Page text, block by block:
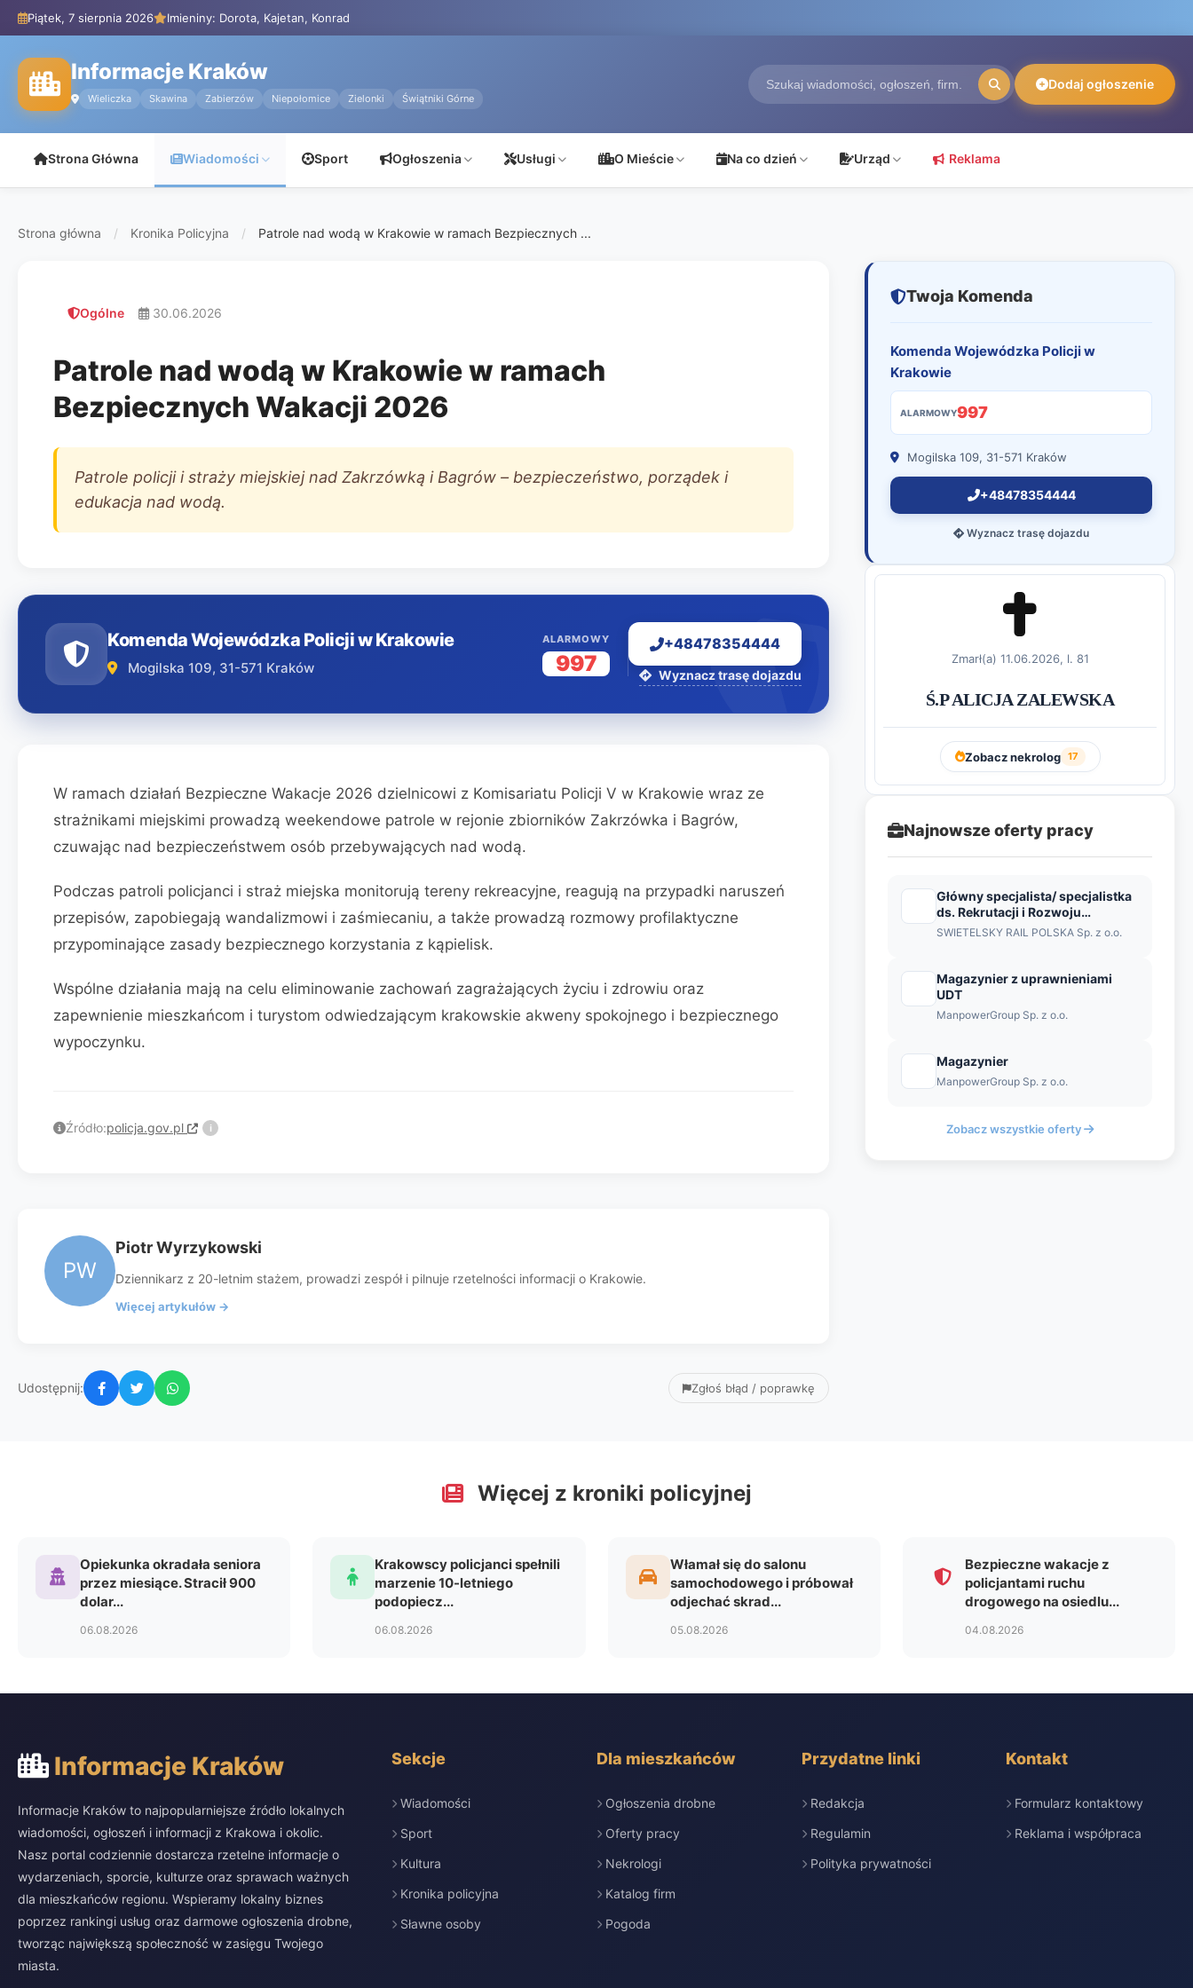
Piątek, 7 sierpnia 2026 Imieniny: Dorota, Kajetan, Konrad
Informacje Kraków
Wieliczka Skawina Zabierzów Niepołomice Zielonki Świątniki Górne
Dodaj ogłoszenie
Strona Główna Wiadomości Sport Ogłoszenia Usługi O Mieście Na co dzień Urząd Reklama
Strona główna / Kronika Policyjna / Patrole nad wodą w Krakowie w ramach Bezpiecznych ...
Ogólne 30.06.2026
Patrole nad wodą w Krakowie w ramach
Bezpiecznych Wakacji 2026
Patrole policji i straży miejskiej nad Zakrzówką i Bagrów – bezpieczeństwo, porządek i
edukacja nad wodą.
Komenda Wojewódzka Policji w Krakowie
Mogilska 109, 31-571 Kraków
ALARMOWY
997
+48478354444
Wyznacz trasę dojazdu
W ramach działań Bezpieczne Wakacje 2026 dzielnicowi z Komisariatu Policji V w Krakowie wraz ze
strażnikami miejskimi prowadzą weekendowe patrole w rejonie zbiorników Zakrzówka i Bagrów,
czuwając nad bezpieczeństwem osób przebywających nad wodą.
Podczas patroli policjanci i straż miejska monitorują tereny rekreacyjne, reagują na przypadki naruszeń
przepisów, zapobiegają wandalizmowi i zaśmiecaniu, a także prowadzą rozmowy profilaktyczne
przypominające zasady bezpiecznego korzystania z kąpielisk.
Wspólne działania mają na celu eliminowanie zachowań zagrażających życiu i zdrowiu oraz
zapewnienie mieszkańcom i turystom odwiedzającym krakowskie akweny spokojnego i bezpiecznego
wypoczynku.
Źródło:policja.gov.pl i
PW
Piotr Wyrzykowski
Dziennikarz z 20-letnim stażem, prowadzi zespół i pilnuje rzetelności informacji o Krakowie.
Więcej artykułów →
Udostępnij: Zgłoś błąd / poprawkę
Twoja Komenda
Komenda Wojewódzka Policji w
Krakowie
ALARMOWY997
Mogilska 109, 31-571 Kraków
+48478354444
Wyznacz trasę dojazdu
Zmarł(a) 11.06.2026, l. 81
Ś.P ALICJA ZALEWSKA
Zobacz nekrolog 17
Najnowsze oferty pracy
Główny specjalista/ specjalistka
ds. Rekrutacji i Rozwoju
Personalnego
SWIETELSKY RAIL POLSKA Sp. z o.o.
Magazynier z uprawnieniami
UDT
ManpowerGroup Sp. z o.o.
Magazynier
ManpowerGroup Sp. z o.o.
Zobacz wszystkie oferty
Więcej z kroniki policyjnej
Opiekunka okradała seniora
przez miesiące. Stracił 900
dolar...
06.08.2026
Krakowscy policjanci spełnili
marzenie 10-letniego
podopiecz...
06.08.2026
Włamał się do salonu
samochodowego i próbował
odjechać skrad...
05.08.2026
Bezpieczne wakacje z
policjantami ruchu
drogowego na osiedlu...
04.08.2026
Informacje Kraków
Informacje Kraków to najpopularniejsze źródło lokalnych
wiadomości, ogłoszeń i informacji z Krakowa i okolic.
Nasz portal codziennie dostarcza rzetelne informacje o
wydarzeniach, sporcie, kulturze oraz sprawach ważnych
dla mieszkańców regionu. Wspieramy lokalny biznes
poprzez rankingi usług oraz darmowe ogłoszenia drobne,
tworząc największą społeczność w zasięgu Twojego
miasta.
Sekcje
Wiadomości
Sport
Kultura
Kronika policyjna
Sławne osoby
Dla mieszkańców
Ogłoszenia drobne
Oferty pracy
Nekrologi
Katalog firm
Pogoda
Przydatne linki
Redakcja
Regulamin
Polityka prywatności
Kontakt
Formularz kontaktowy
Reklama i współpraca